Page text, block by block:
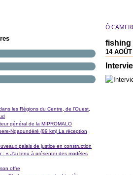
les Régions du Centre, de l’Ouest,
général de la MIPROMALO
Ngaoundéré (89 km) La réception
palais de justice en construction
: « J’ai tenu à présenter des modèles
offre
Ô
fishing
14